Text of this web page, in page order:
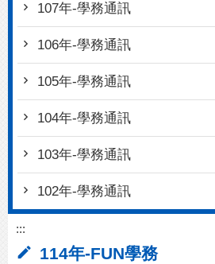
107年-學務通訊
106年-學務通訊
105年-學務通訊
104年-學務通訊
103年-學務通訊
102年-學務通訊
:::
114年-FUN學務